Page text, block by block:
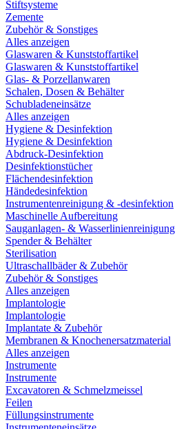
Stiftsysteme
Zemente
Zubehör & Sonstiges
Alles anzeigen
Glaswaren & Kunststoffartikel
Glaswaren & Kunststoffartikel
Glas- & Porzellanwaren
Schalen, Dosen & Behälter
Schubladeneinsätze
Alles anzeigen
Hygiene & Desinfektion
Hygiene & Desinfektion
Abdruck-Desinfektion
Desinfektionstücher
Flächendesinfektion
Händedesinfektion
Instrumentenreinigung & -desinfektion
Maschinelle Aufbereitung
Sauganlagen- & Wasserlinienreinigung
Spender & Behälter
Sterilisation
Ultraschallbäder & Zubehör
Zubehör & Sonstiges
Alles anzeigen
Implantologie
Implantologie
Implantate & Zubehör
Membranen & Knochenersatzmaterial
Alles anzeigen
Instrumente
Instrumente
Excavatoren & Schmelzmeissel
Feilen
Füllungsinstrumente